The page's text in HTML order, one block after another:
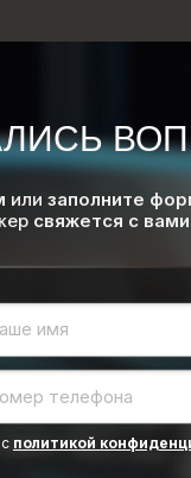
политикой
или заполните
свяжется с